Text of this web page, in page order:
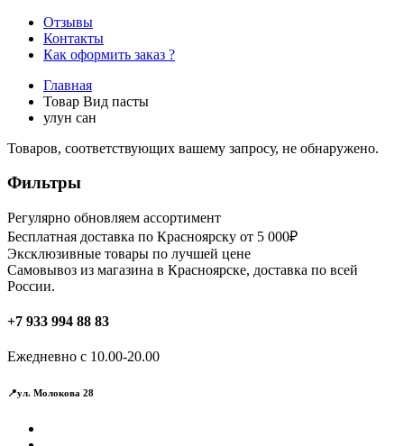
Отзывы
Контакты
Как оформить заказ ?
Главная
Товар Вид пасты
улун сан
Товаров, соответствующих вашему запросу, не обнаружено.
Фильтры
Регулярно обновляем ассортимент
Бесплатная доставка по Красноярску от 5 000₽
Эксклюзивные товары по лучшей цене
Самовывоз из магазина в Красноярске, доставка по всей
России.
+7 933 994 88 83
Ежедневно с 10.00-20.00
📍ул. Молокова 28